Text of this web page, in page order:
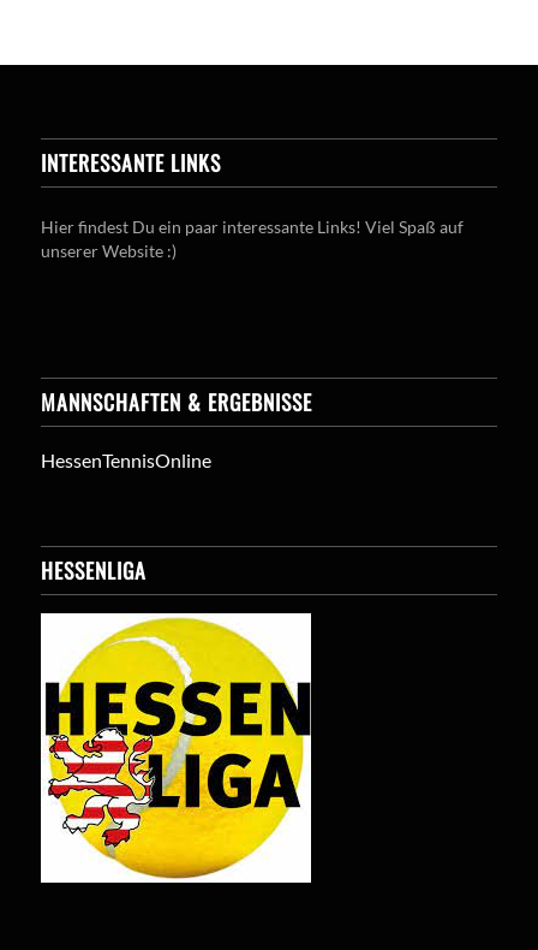
INTERESSANTE LINKS
Hier findest Du ein paar interessante Links! Viel Spaß auf
unserer Website :)
MANNSCHAFTEN & ERGEBNISSE
HessenTennisOnline
HESSENLIGA